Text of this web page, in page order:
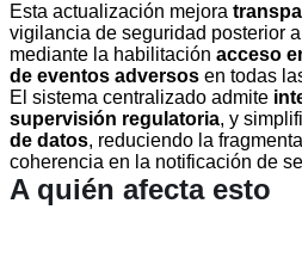
Esta actualización mejora
vigilancia de seguridad posterior
mediante la habilitación acceso
de eventos adversos en todas
El sistema centralizado admite
supervisión regulatoria, y
de datos, reduciendo la
coherencia en la notificación de
A quién afecta esto